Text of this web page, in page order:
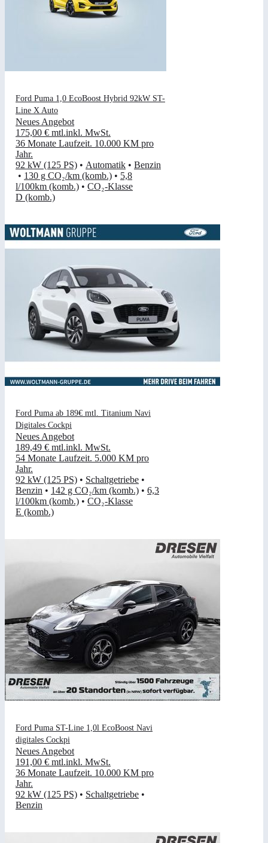
Ford Puma 1,0 EcoBoost Hybrid 92kW ST-
Line X Auto
Neues Angebot
175,00 € mtl.inkl. MwSt.
36 Monate Laufzeit. 10.000 KM pro
Jahr.
92 kW (125 PS) • Automatik • Benzin
• 130 g CO₂/km (komb.) • 5,8
l/100km (komb.) • CO₂-Klasse
D (komb.)
Ford Puma ab 189€ mtl. Titanium Navi
Digitales Cockpi
Neues Angebot
189,49 € mtl.inkl. MwSt.
54 Monate Laufzeit. 5.000 KM pro
Jahr.
92 kW (125 PS) • Schaltgetriebe •
Benzin • 142 g CO₂/km (komb.) • 6,3
l/100km (komb.) • CO₂-Klasse
E (komb.)
Ford Puma ST-Line 1,0l EcoBoost Navi
digitales Cockpi
Neues Angebot
191,00 € mtl.inkl. MwSt.
36 Monate Laufzeit. 10.000 KM pro
Jahr.
92 kW (125 PS) • Schaltgetriebe •
Benzin